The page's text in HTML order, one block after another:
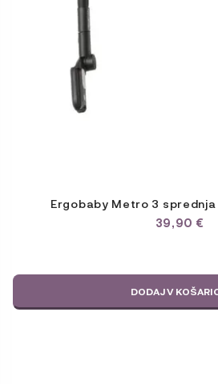
Ergobaby Metro 3
39,90 €
DODAJ V